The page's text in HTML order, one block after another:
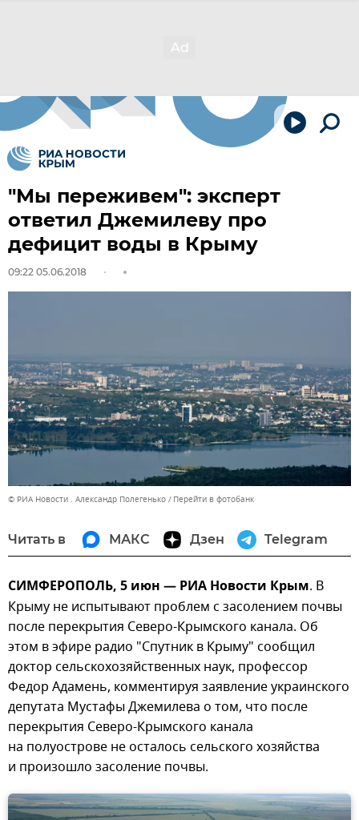
"Мы переживем": эксперт
ответил Джемилеву про
дефицит воды в Крыму
09:22 05.06.2018
© РИА Новости . Александр Полегенько Перейти в фотобанк
Читать в МАКС Дзен Telegram
СИМФЕРОПОЛЬ, 5 июн — РИА Новости Крым. В
Крыму не испытывают проблем с засолением почвы
после перекрытия Северо-Крымского канала. Об
этом в эфире радио "Спутник в Крыму" сообщил
доктор сельскохозяйственных наук, профессор
Федор Адамень, комментируя заявление украинского
депутата Мустафы Джемилева о том, что после
перекрытия Северо-Крымского канала
на полуострове не осталось сельского хозяйства
и произошло засоление почвы.